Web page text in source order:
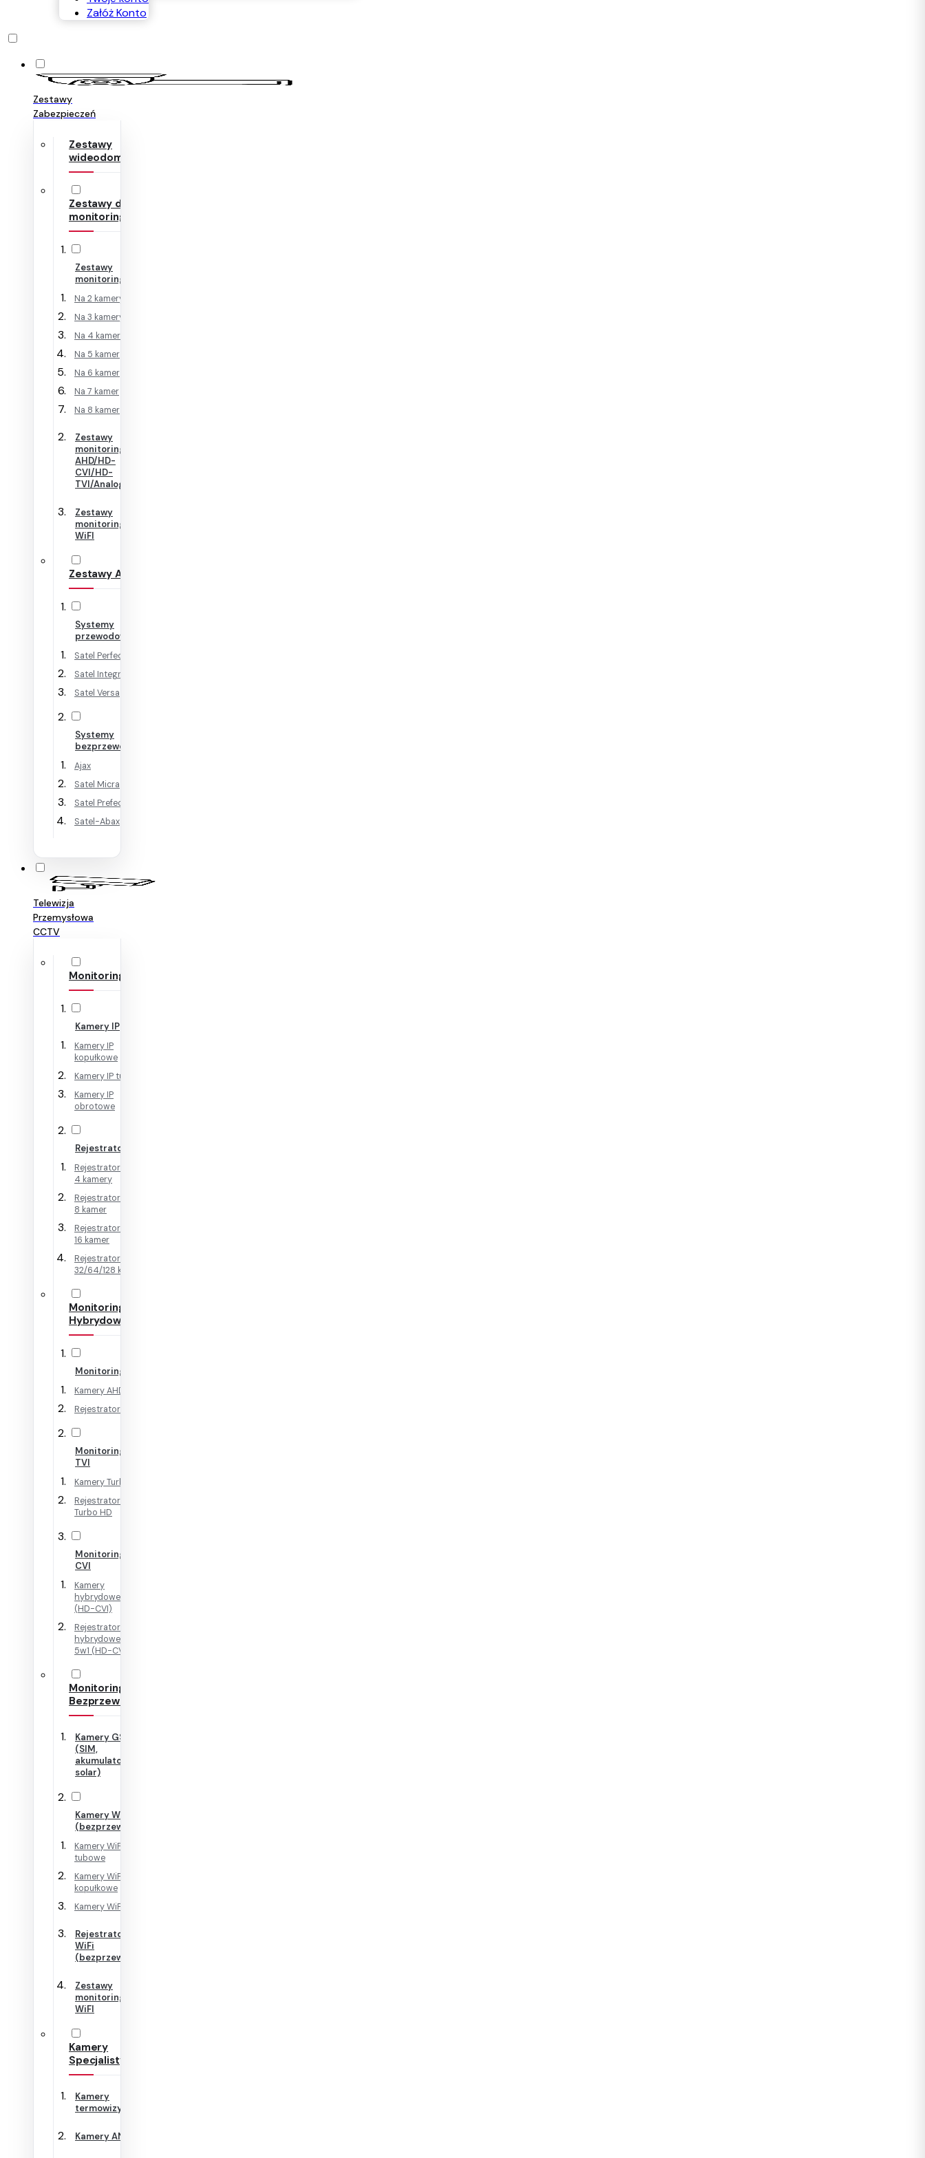
Załóż Konto
Zestawy
Zabezpieczeń
Zestawy
wideodomofonów
Zestawy do
monitoringu
Zestawy
monitoringu IP
Na 2 kamery
Na 3 kamery
Na 4 kamery
Na 5 kamer
Na 6 kamer
Na 7 kamer
Na 8 kamer
Zestawy
monitoringu
AHD/HD-
CVI/HD-
TVI/Analog
Zestawy
monitoringu
WiFI
Zestawy Alarmowe
Systemy
przewodowe
Satel Perfecta
Satel Integra
Satel Versa
Systemy
bezprzewodowe
Ajax
Satel Micra
Satel Prefecta WRL
Satel-Abax
Telewizja
Przemysłowa
CCTV
Monitoring IP
Kamery IP
Kamery IP
kopułkowe
Kamery IP tubowe
Kamery IP
obrotowe
Rejestratory IP
Rejestratory IP na
4 kamery
Rejestratory IP na
8 kamer
Rejestratory IP na
16 kamer
Rejestratory IP na
32/64/128 kamer
Monitoring
Hybrydowy
Monitoring AHD
Kamery AHD
Rejestratory AHD
Monitoring HD-
TVI
Kamery Turbo HD
Rejestratory
Turbo HD
Monitoring HD-
CVI
Kamery
hybrydowe 4w1
(HD-CVI)
Rejestratory
hybrydowe + IP
5w1 (HD-CVI)
Monitoring
Bezprzewodowy
Kamery GSM
(SIM,
akumulator,
solar)
Kamery WiFi
(bezprzewodowe)
Kamery WiFi
tubowe
Kamery WiFi
kopułkowe
Kamery WiFi Cube
Rejestratory
WiFi
(bezprzewodowe)
Zestawy
monitoringu
WiFI
Kamery
Specjalistyczne
Kamery
termowizyjne
Kamery ANPR